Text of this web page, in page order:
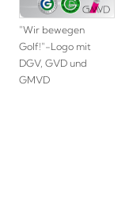
"Wir bewegen
Golf!"-Logo mit
DGV, GVD und
GMVD